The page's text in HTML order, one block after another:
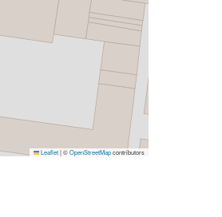
Leaflet|©OpenStreetMapcontributors